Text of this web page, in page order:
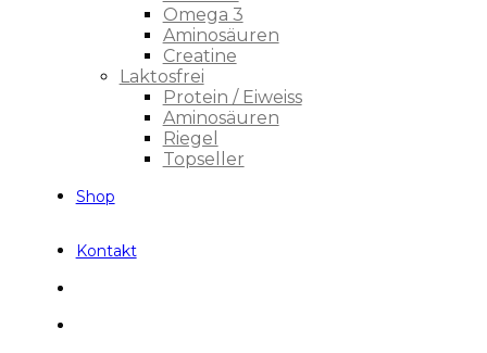
Omega 3
Aminosäuren
Creatine
Laktosfrei
Protein / Eiweiss
Aminosäuren
Riegel
Topseller
Shop
Kontakt